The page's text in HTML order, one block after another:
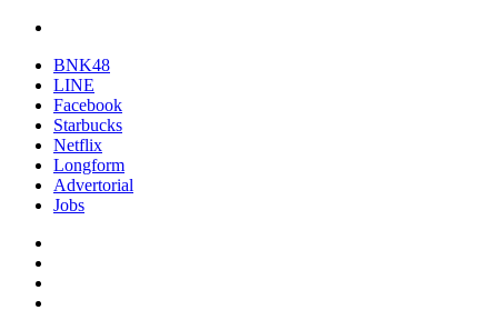
BNK48
LINE
Facebook
Starbucks
Netflix
Longform
Advertorial
Jobs